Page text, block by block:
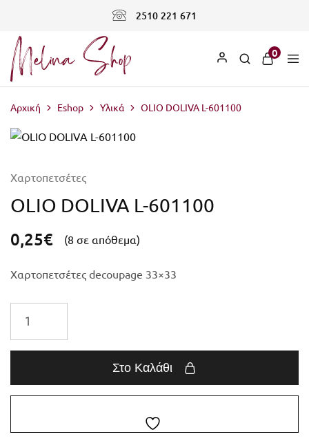
2510 221 671
0
Αρχική Eshop Υλικά OLIO DOLIVA L-601100
Χαρτοπετσέτες
OLIO DOLIVA L-601100
0,25€ (8 σε απόθεμα)
Χαρτοπετσέτες decoupage 33×33
Στο Καλάθι